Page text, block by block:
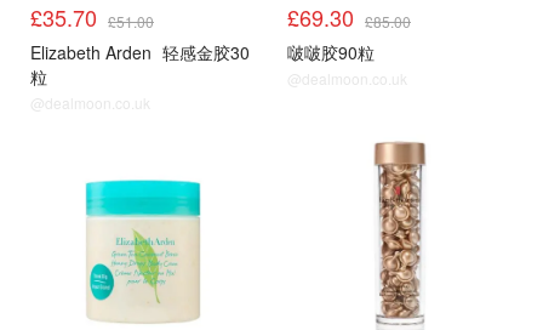
£35.70 £51.00
Elizabeth Arden 轻感金胶30
粒
@dealmoon.co.uk
£69.30 £85.00
啵啵胶90粒
@dealmoon.co.uk